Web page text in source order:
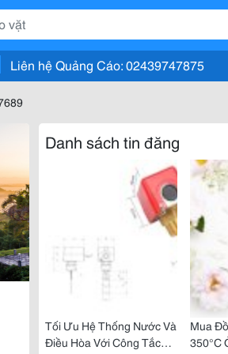
Liên hệ Quảng Cáo: 02439747875
Danh sách tin đăng
Tối Ưu Hệ Thống Nước Và
Điều Hòa Với Công Tắc
Mua
350°C